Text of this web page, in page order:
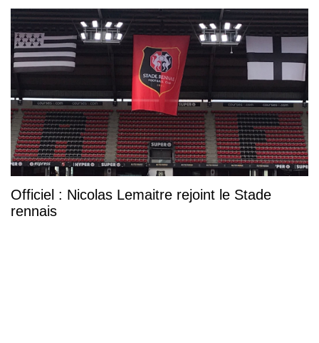
Officiel : Nicolas Lemaitre rejoint le Stade
rennais